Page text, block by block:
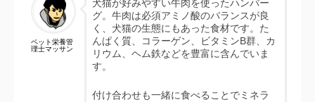
ペット栄養管
理士マッサン
犬猫が好みやすい牛肉を使ったハンバー
グ。牛肉は必須アミノ酸のバランスが良
く、犬猫の生態にもあった食材です。た
んぱく質、コラーゲン、ビタミンB群、カ
リウム、ヘム鉄などを豊富に含んでいま
す。
付け合わせも一緒に食べることでミネラ